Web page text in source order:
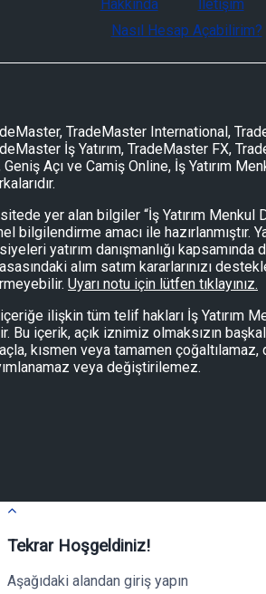
Hakkında İletişim
Nasıl Hesap Açabilirim?
TradeMaster International,
İş Yatırım, TradeMaster FX,
Geniş Açı ve Camiş Online, İş Yatırım
yer alan bilgiler “İş Yatırım Menkul
bilgilendirme amacı ile hazırlanmıştır.
yatırım danışmanlığı
alım satım kararlarınızı
Uyarı notu için lütfen tıklayınız.
ilişkin tüm telif hakları İş Yatırım
Bu içerik, açık iznimiz olmaksızın
kısmen veya tamamen çoğaltılamaz,
veya değiştirilemez.
Tekrar Hoşgeldiniz!
Aşağıdaki alandan giriş yapın